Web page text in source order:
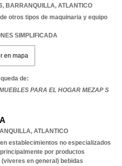
, BARRANQUILLA, ATLANTICO
otros tipos de maquinaria y equipo
SIMPLIFICADA
en mapa
de:
PARA EL HOGAR MEZAP S
, ATLANTICO
establecimientos no especializados
por productos
en general) bebidas